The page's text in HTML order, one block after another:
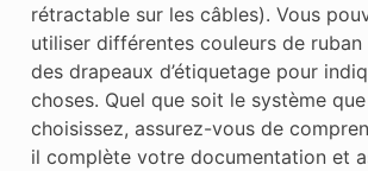
rétractable sur les câbles). Vous
utiliser différentes couleurs de
des drapeaux d’étiquetage pour
choses. Quel que soit le système
choisissez, assurez-vous de
il complète votre documentation et